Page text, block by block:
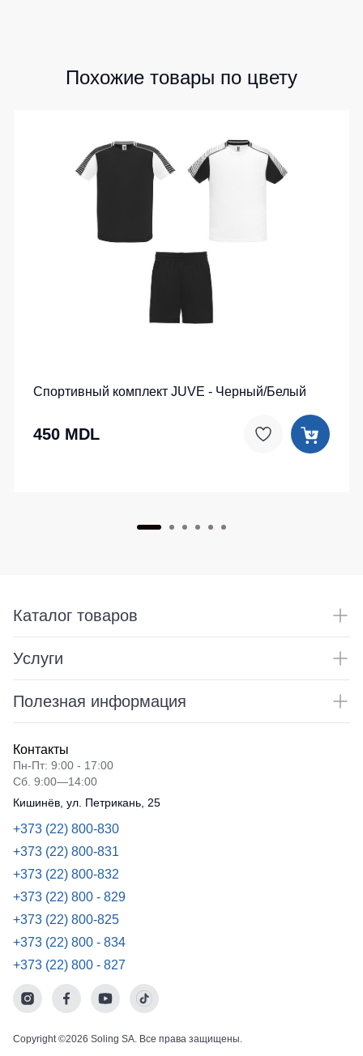
Похожие товары по цвету
Спортивный комплект JUVE - Черный/Белый
450 MDL
Каталог товаров
Услуги
Полезная информация
Контакты
Пн-Пт: 9:00 - 17:00
Сб. 9:00—14:00
Кишинёв, ул. Петрикань, 25
+373 (22) 800-830
+373 (22) 800-831
+373 (22) 800-832
+373 (22) 800 - 829
+373 (22) 800-825
+373 (22) 800 - 834
+373 (22) 800 - 827
Copyright ©2026 Soling SA. Все права защищены.